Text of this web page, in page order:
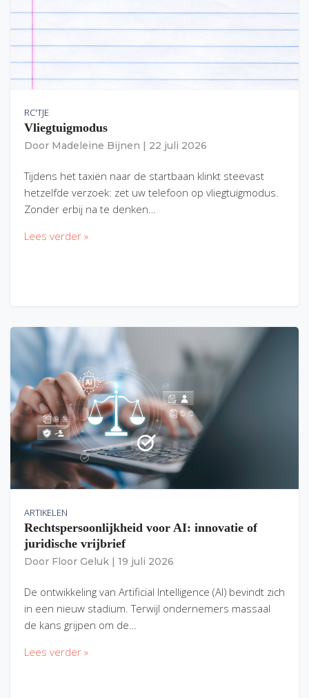
RC'TJE
Vliegtuigmodus
Door Madeleine Bijnen 22 juli 2026
Tijdens het taxiën naar de startbaan klinkt steevast
hetzelfde verzoek: zet uw telefoon op vliegtuigmodus.
Zonder erbij na te denken…
Lees verder »
ARTIKELEN
Rechtspersoonlijkheid voor AI: innovatie of
juridische vrijbrief
Door Floor Geluk 19 juli 2026
De ontwikkeling van Artificial Intelligence (AI) bevindt zich
in een nieuw stadium. Terwijl ondernemers massaal
de kans grijpen om de…
Lees verder »